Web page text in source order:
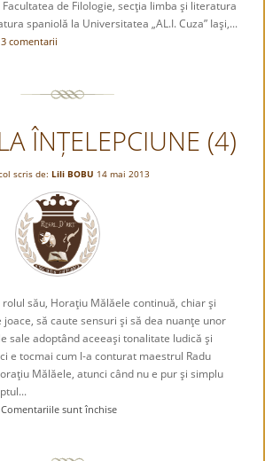
de Filologie, secţia limba şi literatura
spaniolă la Universitatea „AL.I. Cuza” Iaşi,...
3 comentarii
ÎNȚELEPCIUNE (4)
scris de: Lili BOBU 14 mai 2013
său, Horaţiu Mălăele continuă, chiar şi
joace, să caute sensuri şi să dea nuanţe unor
sale adoptând aceeaşi tonalitate ludică şi
e tocmai cum l-a conturat maestrul Radu
Mălăele, atunci când nu e pur şi simplu
Comentariile sunt închise